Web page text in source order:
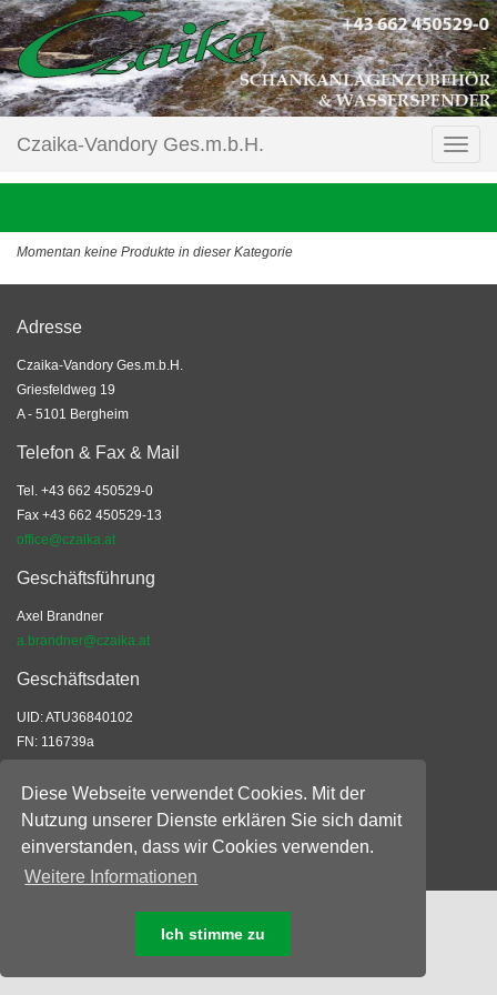
Diese Webseite verwendet Cookies. Mit der
Nutzung unserer Dienste erklären Sie sich damit
einverstanden, dass wir Cookies verwenden.
Weitere Informationen
Ich stimme zu
Czaika-Vandory Ges.m.b.H.
Momentan keine Produkte in dieser Kategorie
Adresse
Czaika-Vandory Ges.m.b.H.
Griesfeldweg 19
A - 5101 Bergheim
Telefon & Fax & Mail
Tel. +43 662 450529-0
Fax +43 662 450529-13
office@czaika.at
Geschäftsführung
Axel Brandner
a.brandner@czaika.at
Geschäftsdaten
UID: ATU36840102
FN: 116739a
ARA: 8740
Allgemeine Geschäftsbedingungen